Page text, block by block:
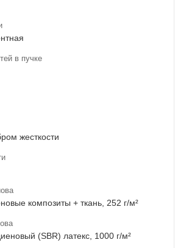
в пучке
жесткости
композиты + ткань, 252 г/м²
(SBR) латекс, 1000 г/м²